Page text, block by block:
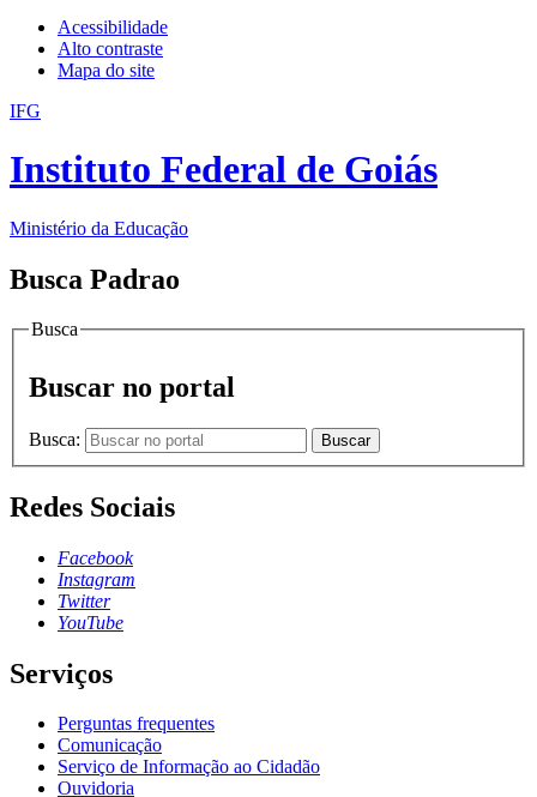
Acessibilidade
Alto contraste
Mapa do site
IFG
Instituto Federal de Goiás
Ministério da Educação
Busca Padrao
Busca
Buscar no portal
Busca: Buscar
Redes Sociais
Facebook
Instagram
Twitter
YouTube
Serviços
Perguntas frequentes
Comunicação
Serviço de Informação ao Cidadão
Ouvidoria